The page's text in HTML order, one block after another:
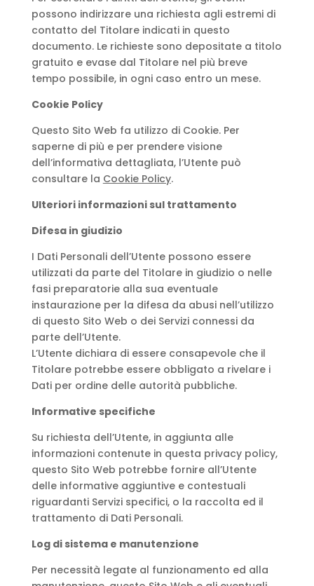
possono indirizzare una richiesta agli estremi di
contatto del Titolare indicati in questo
documento. Le richieste sono depositate a titolo
gratuito e evase dal Titolare nel più breve
tempo possibile, in ogni caso entro un mese.
Cookie Policy
Questo Sito Web fa utilizzo di Cookie. Per
saperne di più e per prendere visione
dell’informativa dettagliata, l’Utente può
consultare la Cookie Policy.
Ulteriori informazioni sul trattamento
Difesa in giudizio
I Dati Personali dell’Utente possono essere
utilizzati da parte del Titolare in giudizio o nelle
fasi preparatorie alla sua eventuale
instaurazione per la difesa da abusi nell’utilizzo
di questo Sito Web o dei Servizi connessi da
parte dell’Utente.
L’Utente dichiara di essere consapevole che il
Titolare potrebbe essere obbligato a rivelare i
Dati per ordine delle autorità pubbliche.
Informative specifiche
Su richiesta dell’Utente, in aggiunta alle
informazioni contenute in questa privacy policy,
questo Sito Web potrebbe fornire all’Utente
delle informative aggiuntive e contestuali
riguardanti Servizi specifici, o la raccolta ed il
trattamento di Dati Personali.
Log di sistema e manutenzione
Per necessità legate al funzionamento ed alla